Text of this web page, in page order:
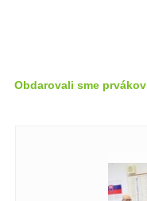
Obdarovali sme prvákov